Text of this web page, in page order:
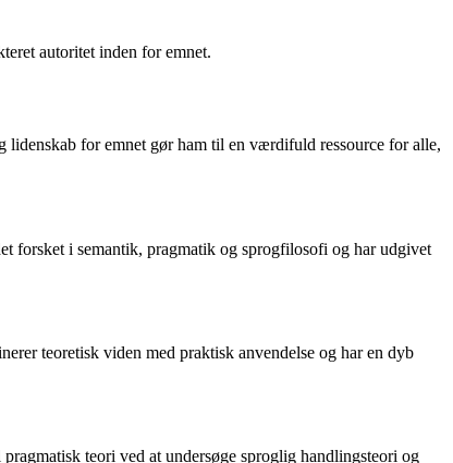
autoritet inden for emnet.
lidenskab for emnet gør ham til en værdifuld ressource for alle,
forsket i semantik, pragmatik og sprogfilosofi og har udgivet
teoretisk viden med praktisk anvendelse og har en dyb
teori ved at undersøge sproglig handlingsteori og